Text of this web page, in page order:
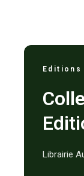
Editions
Librairie